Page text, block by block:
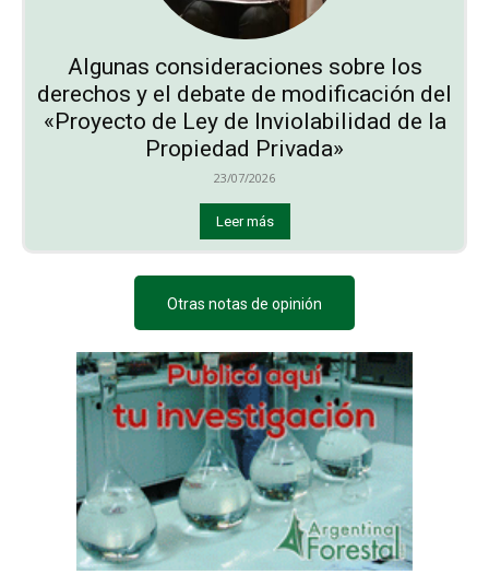
Algunas consideraciones sobre los
derechos y el debate de modificación del
«Proyecto de Ley de Inviolabilidad de la
Propiedad Privada»
23/07/2026
Leer más
Otras notas de opinión